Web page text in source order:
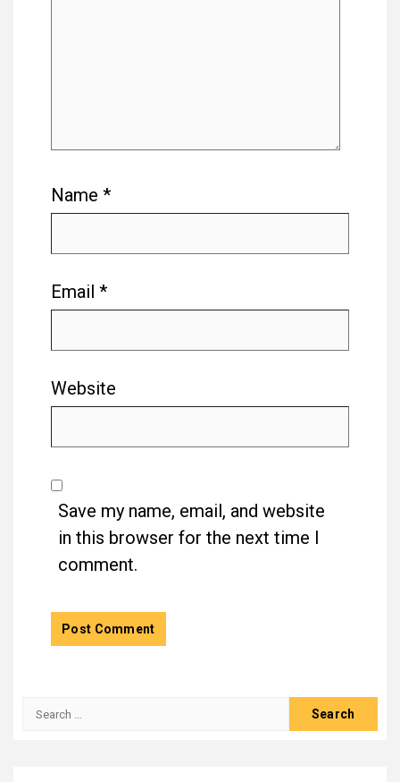
Name *
Email *
Website
Save my name, email, and website
in this browser for the next time I
comment.